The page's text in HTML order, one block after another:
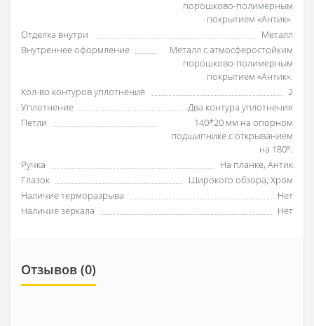
порошково-полимерным
покрытием «Антик».
Отделка внутри
Металл
Внутреннее оформление
Металл с атмосферостойким
порошково-полимерным
покрытием «Антик».
Кол-во контуров уплотнения
2
Уплотнение
Два контура уплотнения
Петли
140*20 мм на опорном
подшипнике с открыванием
на 180°.
Ручка
На планке, Антик
Глазок
Широкого обзора, Хром
Наличие терморазрыва
Нет
Наличие зеркала
Нет
Отзывов (0)